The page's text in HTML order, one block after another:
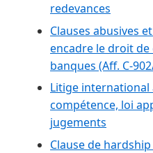
redevances
Clauses abusives
encadre le droit
banques (Aff. C-
Litige international
compétence, loi
jugements
Clause de